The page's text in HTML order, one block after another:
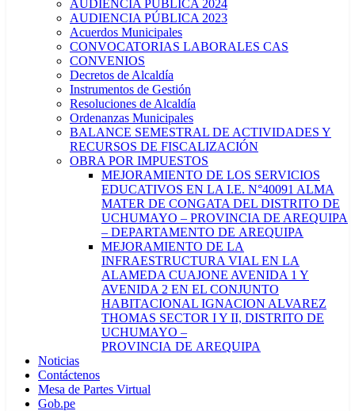
AUDIENCIA PÚBLICA 2024
AUDIENCIA PÚBLICA 2023
Acuerdos Municipales
CONVOCATORIAS LABORALES CAS
CONVENIOS
Decretos de Alcaldía
Instrumentos de Gestión
Resoluciones de Alcaldía
Ordenanzas Municipales
BALANCE SEMESTRAL DE ACTIVIDADES Y
RECURSOS DE FISCALIZACIÓN
OBRA POR IMPUESTOS
MEJORAMIENTO DE LOS SERVICIOS
EDUCATIVOS EN LA I.E. N°40091 ALMA
MATER DE CONGATA DEL DISTRITO DE
UCHUMAYO – PROVINCIA DE AREQUIPA
– DEPARTAMENTO DE AREQUIPA
MEJORAMIENTO DE LA
INFRAESTRUCTURA VIAL EN LA
ALAMEDA CUAJONE AVENIDA 1 Y
AVENIDA 2 EN EL CONJUNTO
HABITACIONAL IGNACION ALVAREZ
THOMAS SECTOR I Y II, DISTRITO DE
UCHUMAYO –
PROVINCIA DE AREQUIPA
Noticias
Contáctenos
Mesa de Partes Virtual
Gob.pe